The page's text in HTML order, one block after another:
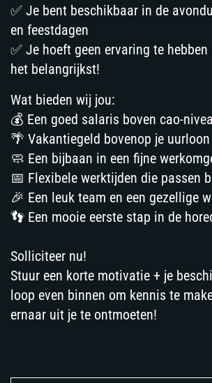
✅ Je bent beschikbaar in de
en feestdagen
✅ Je hoeft geen ervaring te
het belangrijkst!
Wat bieden wij jou:
💰 Een goed salaris boven cao-
🌴 Vakantiegeld bovenop je uurloon
🧼 Een bijbaan in een fijne
📅 Flexibele werktijden die passen
🎉 Een leuk team en een gezellige
👣 Een mooie eerste stap in de
Solliciteer nu!
Stuur een korte motivatie + je
loop even binnen om kennis te
ernaar uit je te ontmoeten!